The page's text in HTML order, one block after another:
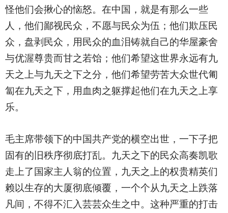
怪他们会揪心的恼怒。在中国，就是有那么一些
人，他们鄙视民众，不愿与民众为伍；他们欺压民
众，盘剥民众，用民众的血泪铸就自己的华屋豪舍
与优渥尊贵而甘之若饴；他们希望这世界永远有九
天之上与九天之下之分，他们希望劳苦大众世代匍
匐在九天之下，用血肉之躯撑起他们在九天之上享
乐。
毛主席带领下的中国共产党的横空出世，一下子把
固有的旧秩序彻底打乱。九天之下的民众高奏凯歌
走上了国家主人翁的位置，九天之上的权贵精英们
赖以生存的大厦彻底倾覆，一个个从九天之上跌落
凡间，不得不汇入芸芸众生之中。这种严重的打击